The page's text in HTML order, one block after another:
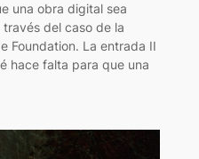
una obra digital sea
del caso de la
Foundation. La entrada II
hace falta para que una